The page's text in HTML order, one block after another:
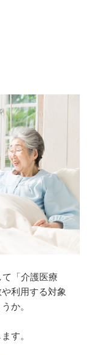
「介護医療
利用する対象
か。
す。